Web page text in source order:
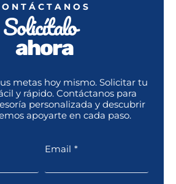
Solicítalo
ahora
metas hoy mismo. Solicitar tu
y rápido. Contáctanos para
personalizada y descubrir
apoyarte en cada paso.
Email *